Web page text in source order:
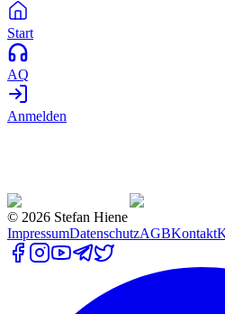
Start
AQ
Anmelden
© 2026 Stefan Hiene
ImpressumDatenschutzAGBKontakt